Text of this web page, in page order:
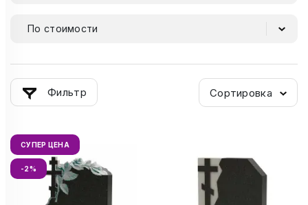
По стоимости
Фильтр Сортировка
СУПЕР ЦЕНА
-2%